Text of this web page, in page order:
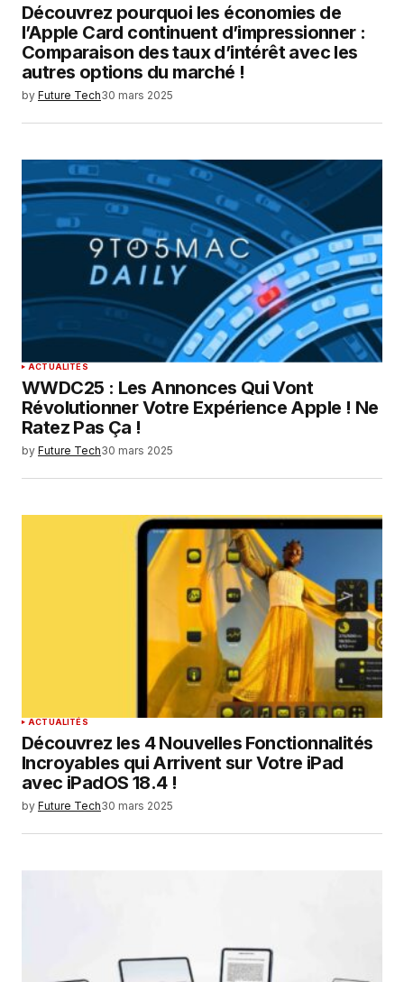
Découvrez pourquoi les économies de
l’Apple Card continuent d’impressionner :
Comparaison des taux d’intérêt avec les
autres options du marché !
by Future Tech30 mars 2025
ACTUALITÉS
WWDC25 : Les Annonces Qui Vont
Révolutionner Votre Expérience Apple ! Ne
Ratez Pas Ça !
by Future Tech30 mars 2025
ACTUALITÉS
Découvrez les 4 Nouvelles Fonctionnalités
Incroyables qui Arrivent sur Votre iPad
avec iPadOS 18.4 !
by Future Tech30 mars 2025